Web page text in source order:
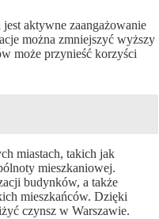
aktywne zaangażowanie
można zmniejszyć wyższy
może przynieść korzyści
miastach, takich jak
mieszkaniowej.
budynków, a także
mieszkańców. Dzięki
czynsz w Warszawie.